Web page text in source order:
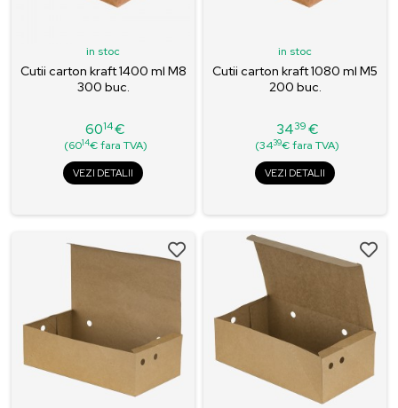
in stoc
Cutii carton kraft 1400 ml M8
300 buc.
Pret
6014€
(6014€ fara TVA)
VEZI DETALII
in stoc
Cutii carton kraft 1080 ml M5
200 buc.
Pret
3439 €
(3439€ fara TVA)
VEZI DETALII